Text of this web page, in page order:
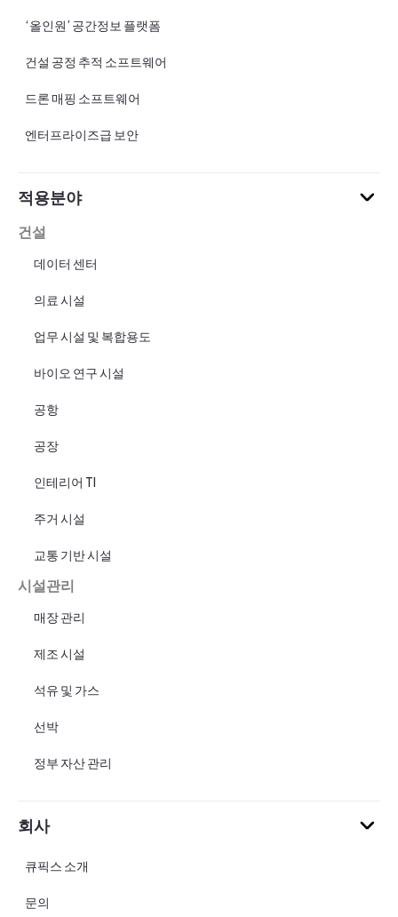
‘올인원’ 공간정보 플랫폼
건설 공정 추적 소프트웨어
드론 매핑 소프트웨어
엔터프라이즈급 보안
적용분야
건설
데이터 센터
의료 시설
업무 시설 및 복합용도
바이오 연구 시설
공항
공장
인테리어 TI
주거 시설
교통 기반 시설
시설관리
매장 관리
제조 시설
석유 및 가스
선박
정부 자산 관리
회사
큐픽스 소개
문의